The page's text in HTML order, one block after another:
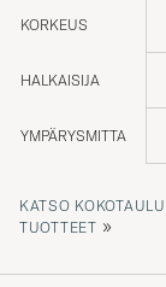
KORKEUS
HALKAISIJA
YMPÄRYSMITTA
KATSO
TUOTTEET »